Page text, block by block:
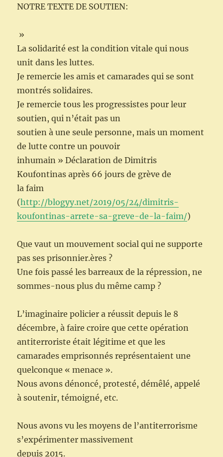
NOTRE TEXTE DE SOUTIEN:
»
La solidarité est la condition vitale qui nous
unit dans les luttes.
Je remercie les amis et camarades qui se sont
montrés solidaires.
Je remercie tous les progressistes pour leur
soutien, qui n’était pas un
soutien à une seule personne, mais un moment
de lutte contre un pouvoir
inhumain » Déclaration de Dimitris
Koufontinas après 66 jours de grève de
la faim
(http://blogyy.net/2019/05/24/dimitris-
koufontinas-arrete-sa-greve-de-la-faim/)
Que vaut un mouvement social qui ne supporte
pas ses prisonnier.ères ?
Une fois passé les barreaux de la répression, ne
sommes-nous plus du même camp ?
L’imaginaire policier a réussit depuis le 8
décembre, à faire croire que cette opération
antiterroriste était légitime et que les
camarades emprisonnés représentaient une
quelconque « menace ».
Nous avons dénoncé, protesté, démêlé, appelé
à soutenir, témoigné, etc.
Nous avons vu les moyens de l’antiterrorisme
s’expérimenter massivement
depuis 2015.